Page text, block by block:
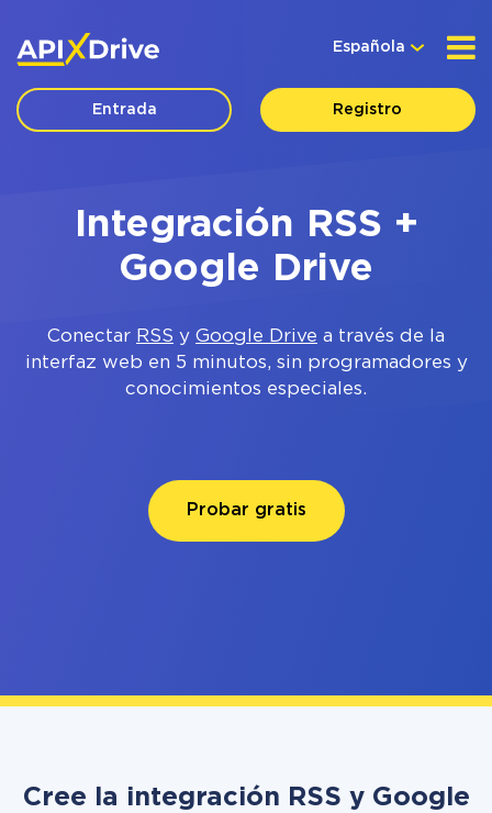
Española
Entrada Registro
Integración RSS +
Google Drive
Conectar RSS y Google Drive a través de la
interfaz web en 5 minutos, sin programadores y
conocimientos especiales.
Probar gratis
Cree la integración RSS y Google